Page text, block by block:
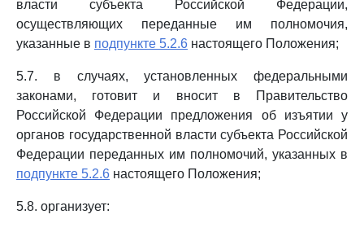
власти субъекта Российской Федерации,
осуществляющих переданные им полномочия,
указанные в подпункте 5.2.6 настоящего Положения;
5.7. в случаях, установленных федеральными
законами, готовит и вносит в Правительство
Российской Федерации предложения об изъятии у
органов государственной власти субъекта Российской
Федерации переданных им полномочий, указанных в
подпункте 5.2.6 настоящего Положения;
5.8. организует: